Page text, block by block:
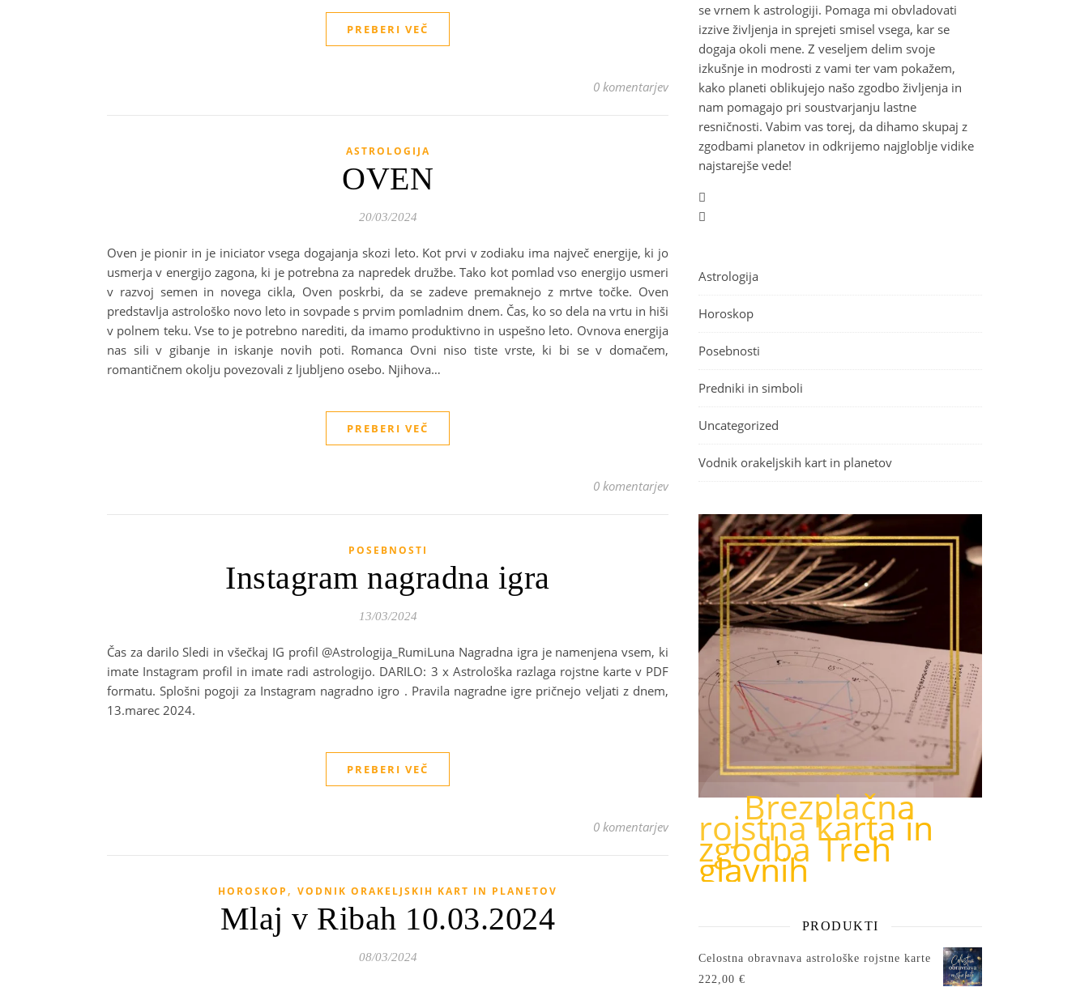
PREBERI VEČ
0 komentarjev
ASTROLOGIJA
OVEN
20/03/2024
Oven je pionir in je iniciator vsega dogajanja skozi leto. Kot prvi v zodiaku ima največ energije, ki jo
usmerja v energijo zagona, ki je potrebna za napredek družbe. Tako kot pomlad vso energijo usmeri
v razvoj semen in novega cikla, Oven poskrbi, da se zadeve premaknejo z mrtve točke. Oven
predstavlja astrološko novo leto in sovpade s prvim pomladnim dnem. Čas, ko so dela na vrtu in hiši
v polnem teku. Vse to je potrebno narediti, da imamo produktivno in uspešno leto. Ovnova energija
nas sili v gibanje in iskanje novih poti. Romanca Ovni niso tiste vrste, ki bi se v domačem,
romantičnem okolju povezovali z ljubljeno osebo. Njihova…
PREBERI VEČ
0 komentarjev
POSEBNOSTI
Instagram nagradna igra
13/03/2024
Čas za darilo Sledi in všečkaj IG profil @Astrologija_RumiLuna Nagradna igra je namenjena vsem, ki
imate Instagram profil in imate radi astrologijo. DARILO: 3 x Astrološka razlaga rojstne karte v PDF
formatu. Splošni pogoji za Instagram nagradno igro . Pravila nagradne igre pričnejo veljati z dnem,
13.marec 2024.
PREBERI VEČ
0 komentarjev
HOROSKOP , VODNIK ORAKELJSKIH KART IN PLANETOV
Mlaj v Ribah 10.03.2024
08/03/2024
se vrnem k astrologiji. Pomaga mi obvladovati
izzive življenja in sprejeti smisel vsega, kar se
dogaja okoli mene. Z veseljem delim svoje
izkušnje in modrosti z vami ter vam pokažem,
kako planeti oblikujejo našo zgodbo življenja in
nam pomagajo pri soustvarjanju lastne
resničnosti. Vabim vas torej, da dihamo skupaj z
zgodbami planetov in odkrijemo najgloblje vidike
najstarejše vede!
Astrologija
Horoskop
Posebnosti
Predniki in simboli
Uncategorized
Vodnik orakeljskih kart in planetov
Brezplačna
rojstna karta in
zgodba Treh
glavnih
PRODUKTI
Celostna obravnava astrološke rojstne karte
222,00 €